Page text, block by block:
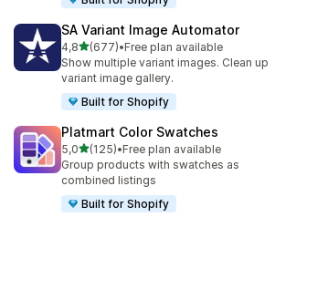
SA Variant Image Automator
4,85 yıldız üzerinden
(677)
toplam 677 değerlendirme
•Free plan available
Show multiple variant images. Clean up
variant image gallery.
Built for Shopify
Platmart Color Swatches
5,05 yıldız üzerinden
(125)
toplam 125 değerlendirme
•Free plan available
Group products with swatches as
combined listings
Built for Shopify